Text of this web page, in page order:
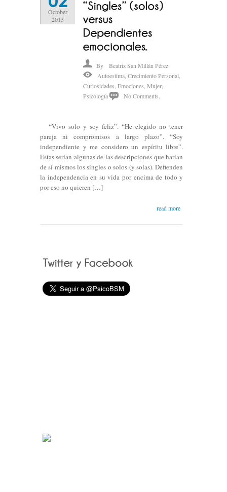
October
2013
By Beatriz San Millán Pérez
Autoestima Crecimiento Personal
Curiosidades Emociones Mujer
Psicología
No Comments.
“Vivo solo y soy feliz”. “He elegido no tener
pareja ni compromisos a largo plazo”. “Soy
independiente y me considero un espíritu libre”.
Estas serían algunas de las descripciones que harían
de sí mismos los singles o solos (y solas). Defienden
la independencia en su vida por encima de todo y
por eso no quieren […]
read more